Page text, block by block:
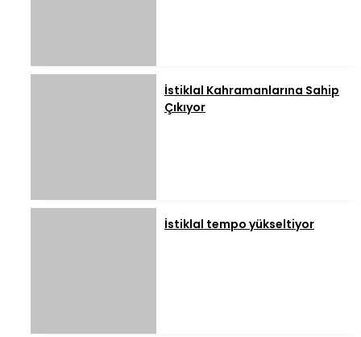
İstiklal Kahramanlarına Sahip
Çıkıyor
İstiklal tempo yükseltiyor